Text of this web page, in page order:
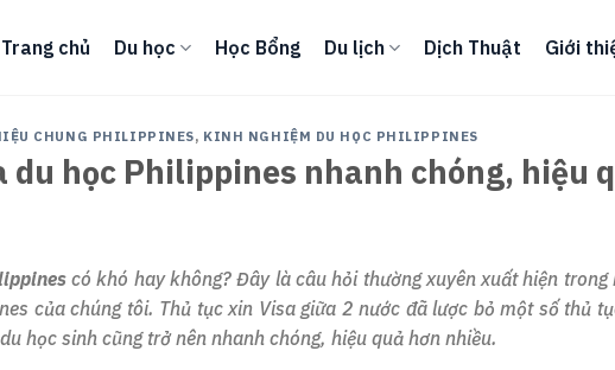
Trang chủ Du học Học Bổng Du lịch Dịch Thuật Giới
CHUNG PHILIPPINES, KINH NGHIỆM DU HỌC PHILIPPINES
du học Philippines nhanh chóng, hiệu
có khó hay không? Đây là câu hỏi thường xuyên xuất hiện trong
của chúng tôi. Thủ tục xin Visa giữa 2 nước đã lược bỏ một số thủ
học sinh cũng trở nên nhanh chóng, hiệu quả hơn nhiều.